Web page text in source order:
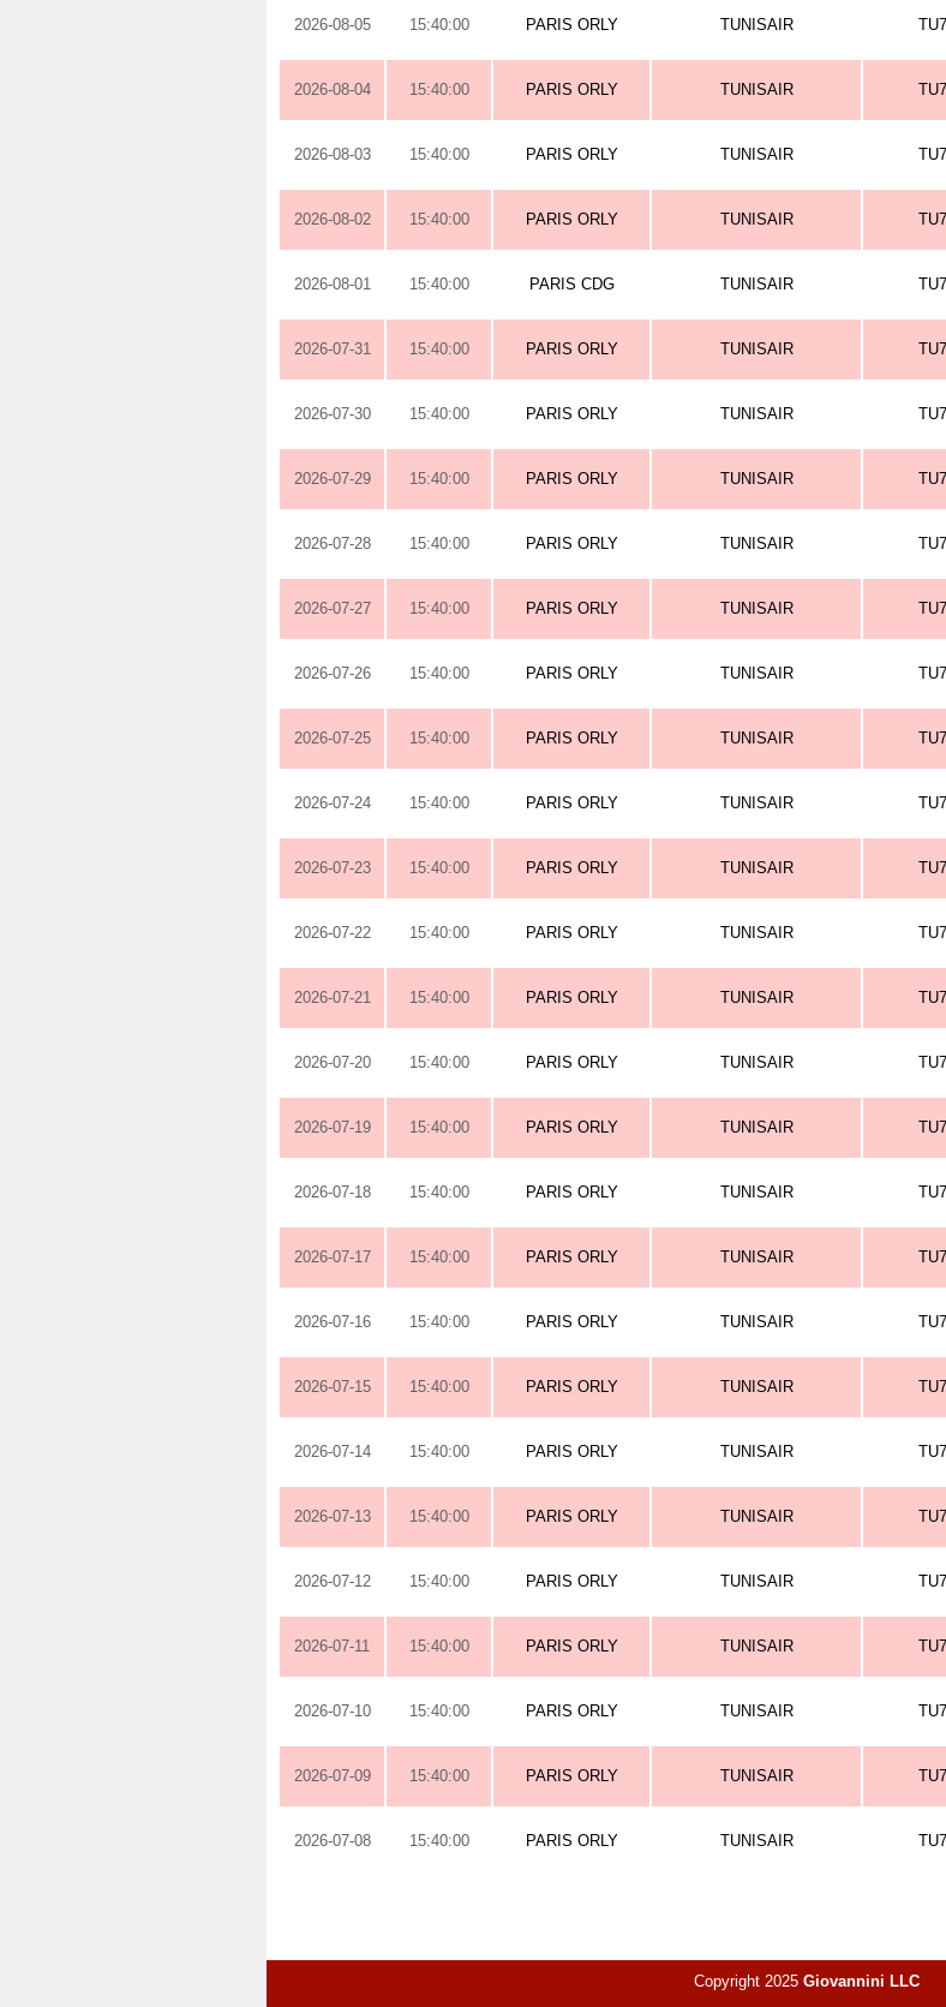
2026-08-05 15:40:00 PARIS ORLY TUNISAIR
2026-08-04 15:40:00 PARIS ORLY TUNISAIR
2026-08-03 15:40:00 PARIS ORLY TUNISAIR
2026-08-02 15:40:00 PARIS ORLY TUNISAIR
2026-08-01 15:40:00 PARIS CDG TUNISAIR
2026-07-31 15:40:00 PARIS ORLY TUNISAIR
2026-07-30 15:40:00 PARIS ORLY TUNISAIR
2026-07-29 15:40:00 PARIS ORLY TUNISAIR
2026-07-28 15:40:00 PARIS ORLY TUNISAIR
2026-07-27 15:40:00 PARIS ORLY TUNISAIR
2026-07-26 15:40:00 PARIS ORLY TUNISAIR
2026-07-25 15:40:00 PARIS ORLY TUNISAIR
2026-07-24 15:40:00 PARIS ORLY TUNISAIR
2026-07-23 15:40:00 PARIS ORLY TUNISAIR
2026-07-22 15:40:00 PARIS ORLY TUNISAIR
2026-07-21 15:40:00 PARIS ORLY TUNISAIR
2026-07-20 15:40:00 PARIS ORLY TUNISAIR
2026-07-19 15:40:00 PARIS ORLY TUNISAIR
2026-07-18 15:40:00 PARIS ORLY TUNISAIR
2026-07-17 15:40:00 PARIS ORLY TUNISAIR
2026-07-16 15:40:00 PARIS ORLY TUNISAIR
2026-07-15 15:40:00 PARIS ORLY TUNISAIR
2026-07-14 15:40:00 PARIS ORLY TUNISAIR
2026-07-13 15:40:00 PARIS ORLY TUNISAIR
2026-07-12 15:40:00 PARIS ORLY TUNISAIR
2026-07-11 15:40:00 PARIS ORLY TUNISAIR
2026-07-10 15:40:00 PARIS ORLY TUNISAIR
2026-07-09 15:40:00 PARIS ORLY TUNISAIR
2026-07-08 15:40:00 PARIS ORLY TUNISAIR
Copyright 2025 Giovannini LLC